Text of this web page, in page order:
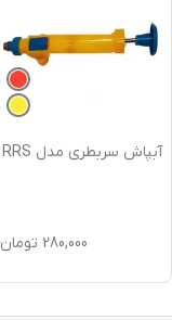
آبپاش سربطری مدل RRS
280,000 تومان